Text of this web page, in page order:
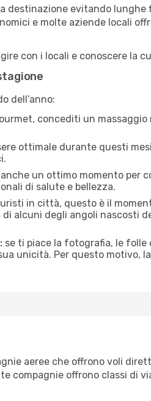
destinazione evitando
e molte aziende locali
con i locali e conoscere la
dell’anno:
concediti un
ottimale durante questi
un ottimo momento per
di salute e bellezza.
in città, questo è il
alcuni degli angoli nascosti
se ti piace la fotografia, le
unicità. Per questo motivo,
aeree che offrono voli
offrono classi di